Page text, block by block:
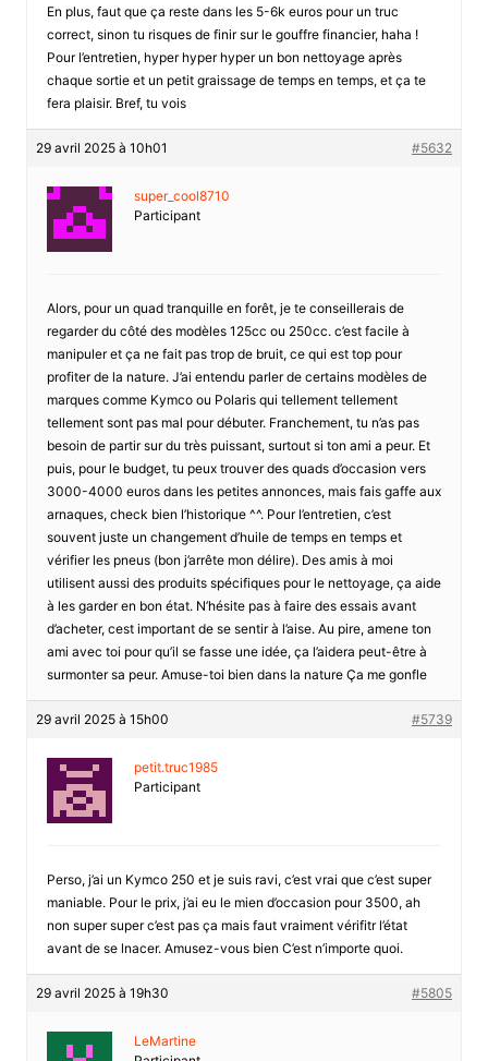
En plus, faut que ça reste dans les 5-6k euros pour un truc
correct, sinon tu risques de finir sur le gouffre financier, haha !
Pour l’entretien, hyper hyper hyper un bon nettoyage après
chaque sortie et un petit graissage de temps en temps, et ça te
fera plaisir. Bref, tu vois
29 avril 2025 à 10h01 #5632
super_cool8710
Participant
Alors, pour un quad tranquille en forêt, je te conseillerais de
regarder du côté des modèles 125cc ou 250cc. c’est facile à
manipuler et ça ne fait pas trop de bruit, ce qui est top pour
profiter de la nature. J’ai entendu parler de certains modèles de
marques comme Kymco ou Polaris qui tellement tellement
tellement sont pas mal pour débuter. Franchement, tu n’as pas
besoin de partir sur du très puissant, surtout si ton ami a peur. Et
puis, pour le budget, tu peux trouver des quads d’occasion vers
3000-4000 euros dans les petites annonces, mais fais gaffe aux
arnaques, check bien l’historique ^^. Pour l’entretien, c’est
souvent juste un changement d’huile de temps en temps et
vérifier les pneus (bon j’arrête mon délire). Des amis à moi
utilisent aussi des produits spécifiques pour le nettoyage, ça aide
à les garder en bon état. N’hésite pas à faire des essais avant
d’acheter, cest important de se sentir à l’aise. Au pire, amene ton
ami avec toi pour qu’il se fasse une idée, ça l’aidera peut-être à
surmonter sa peur. Amuse-toi bien dans la nature Ça me gonfle
29 avril 2025 à 15h00 #5739
petit.truc1985
Participant
Perso, j’ai un Kymco 250 et je suis ravi, c’est vrai que c’est super
maniable. Pour le prix, j’ai eu le mien d’occasion pour 3500, ah
non super super c’est pas ça mais faut vraiment vérifitr l’état
avant de se lnacer. Amusez-vous bien C’est n’importe quoi.
29 avril 2025 à 19h30 #5805
LeMartine